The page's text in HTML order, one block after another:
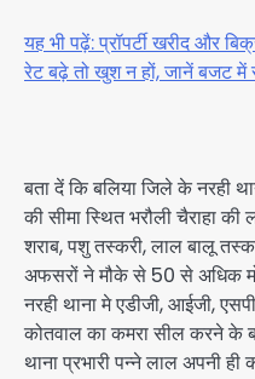
यह भी पढ़ें: प्रॉपर्टी खरीद और
रेट बढ़े तो खुश न हों, जानें बजट में
बता दें कि बलिया जिले के नरही
की सीमा स्थित भरौली चैराहा
शराब, पशु तस्करी, लाल बालू
अफसरों ने मौके से 50 से अधिक
नरही थाना मे एडीजी, आईजी,
कोतवाल का कमरा सील करने के
थाना प्रभारी पन्ने लाल अपनी